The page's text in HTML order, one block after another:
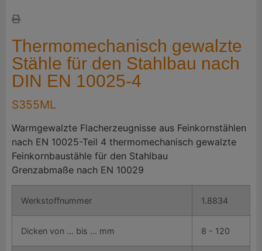
Thermomechanisch gewalzte
Stähle für den Stahlbau nach
DIN EN 10025-4
S355ML
Warmgewalzte Flacherzeugnisse aus Feinkornstählen
nach EN 10025-Teil 4 thermomechanisch gewalzte
Feinkornbaustähle für den Stahlbau
Grenzabmaße nach EN 10029
Werkstoffnummer 1.8834
Dicken von ... bis ... mm 8 - 120